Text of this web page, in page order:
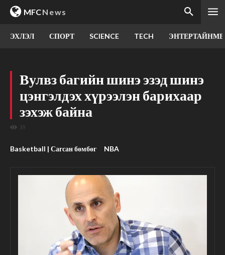
MFCNews
ЭХЛЭЛ СПОРТ SCIENCE TECH
Вулвз багийн шинэ эзэд шинэ
цэнгэлдэх хүрээлэн барихаар
зэхэж байна
39
Basketball | Сагсан бөмбөг NBA